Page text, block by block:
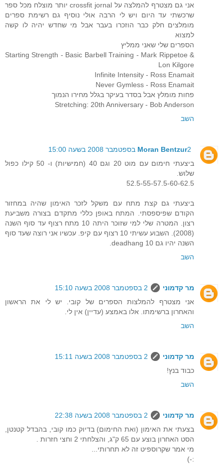
אני גם מצטרף להמלצה על crossfit jornal יותר מוצלח מכל ספר
שרכשתי עד היום ויש לי הרבה אולי נוסיף גם רשימת ספרים
מומלצים חלק כבר הוזכרו בעבר אבל מי שחדש יהיה לו קשה
למצוא
הספרים שלי שאני ממליץ
Starting Strength - Basic Barbell Training - Mark Rippetoe &
Lon Kilgore
Infinite Intensity - Ross Enamait
Never Gymless - Ross Enamait
פחות מומלץ אבל בסדר בעיקר בגלל מחירו הנמוך
Stretching: 20th Anniversary - Bob Anderson
השב
Moran Bentzur2 בספטמבר 2008 בשעה 15:00
ביצעתי חימום עם מוט 20 וגם 40 (חמישיות) ו- 50 קילו כפול
שלוש.
52.5-55-57.5-60-62.5
ביצעתי גם קצת מתח עם משקל לזכר האימון שהיה במחזור
הקודם שפיספסתי. המתח באופן כללי מתקדם בצורה משביעת
רצון. המטרה שלי למי שזוכר היתה 10 מתח רצוף עד סוף השנה
(2008). השבוע עשיתי 10 רצוף עם קיפ. עכשיו אני רוצה שעד סוף
השנה יהיו גם 10 deadhang.
השב
מר קדמוני
2 בספטמבר 2008 בשעה 15:10
אני מצטרף להמלצות הספרים של קובי. יש לי את הראשון
והאחרון ברשימתו. אלו באמצע (עדיין) אין לי.
השב
מר קדמוני
2 בספטמבר 2008 בשעה 15:11
כבוד בנץ!
השב
מר קדמוני
2 בספטמבר 2008 בשעה 22:38
בצעתי את האימון (ואת החימום) בדיוק כמו קובי, בהבדל קטנטן,
הסט האחרון בוצע עם 65 ק"ג, והצלחתי 2 וחצי חזרות .
מי אמר שקרוספיט זה לא תחרותי...
:-)